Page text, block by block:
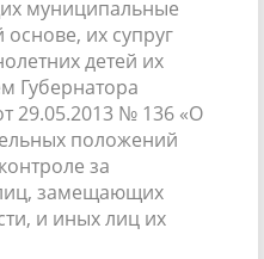
муниципальные
их супруг
детей их
Губернатора
29.05.2013 № 136 «О
положений
за
замещающих
и иных лиц их